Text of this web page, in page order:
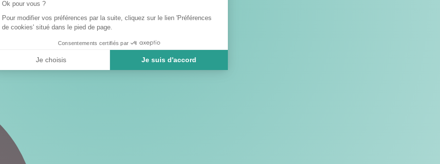
Ok pour vous ?
Pour modifier vos préférences par la suite, cliquez sur le lien 'Préférences
de cookies' situé dans le pied de page.
Consentements certifiés par
Je choisis Je suis d'accord